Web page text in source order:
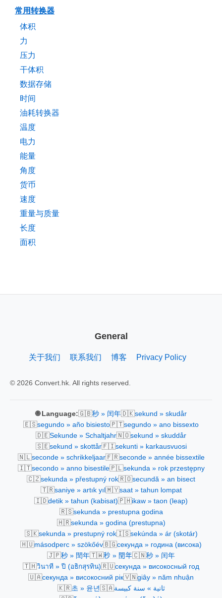
常用转换器
体积
力
压力
干体积
数据存储
时间
油耗转换器
温度
电力
能量
角度
货币
速度
重量与质量
长度
面积
General
关于我们 联系我们 博客 Privacy Policy
© 2026 Convert.hk. All rights reserved.
🌐 Language:🇬🇧秒 » 闰年🇩🇰sekund » skudår
🇪🇸segundo » año bisiesto🇵🇹segundo » ano bissexto
🇩🇪Sekunde » Schaltjahr🇳🇴sekund » skuddår
🇸🇪sekund » skottår🇫🇮sekunti » karkausvuosi
🇳🇱seconde » schrikkeljaar🇫🇷seconde » année bissextile
🇮🇹secondo » anno bisestile🇵🇱sekunda » rok przestępny
🇨🇿sekunda » přestupný rok🇷🇴secundă » an bisect
🇹🇷saniye » artık yıl 🇲🇾saat » tahun lompat
🇮🇩detik » tahun (kabisat)🇵🇭ikaw » taon (leap)
🇷🇸sekunda » prestupna godina
🇭🇷sekunda » godina (prestupna)
🇸🇰sekunda » prestupný rok🇮🇸sekúnda » ár (skotár)
🇭🇺másodperc » szökőév🇧🇬секунда » година (висока)
🇯🇵秒 » 閏年🇹🇼秒 » 閏年🇨🇳秒 » 闰年
🇹🇭วินาที » ปี (อธิกสุรทิน)🇷🇺секунда » високосный год
🇺🇦секунда » високосний рік🇻🇳giây » năm nhuận
🇰🇷초 » 윤년 🇸🇦ثانية » سنة كبيسة